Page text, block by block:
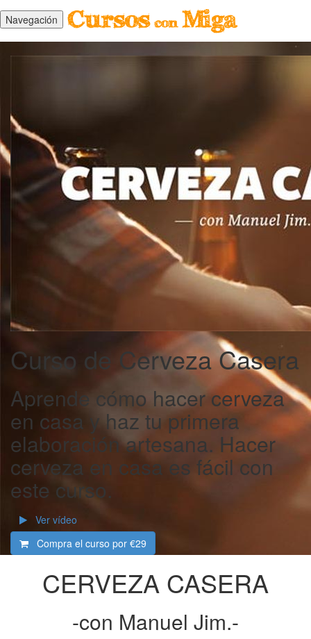
Navegación
Curso de Cerveza Casera
Aprende cómo hacer cerveza
en casa y haz tu primera
elaboración artesana. Hacer
cerveza en casa es fácil con
este curso.
Ver vídeo
Compra el curso por €29
CERVEZA CASERA
-con Manuel Jim.-